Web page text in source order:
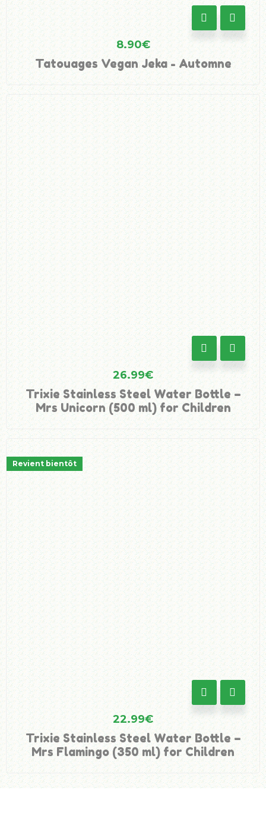
8.90€
Tatouages Vegan Jeka - Automne
26.99€
Trixie Stainless Steel Water Bottle –
Mrs Unicorn (500 ml) for Children
Revient bientôt
22.99€
Trixie Stainless Steel Water Bottle –
Mrs Flamingo (350 ml) for Children